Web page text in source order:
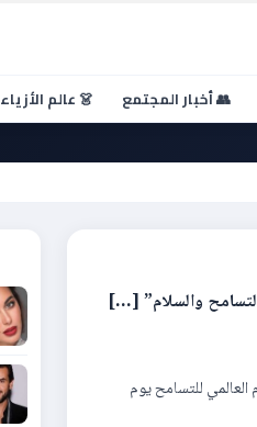
👥 أخبار المجتمع 👗 عالم الأزياء
للتسامح يوم